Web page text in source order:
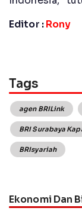
Editor :Rony
Tags
agen BRILink
BRI Surabaya
BRIsyariah
Ekonomi Dan